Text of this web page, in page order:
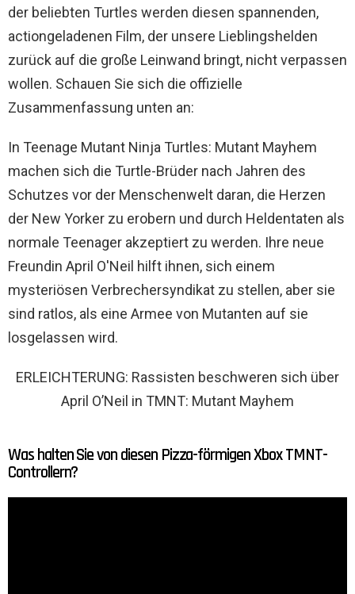
der beliebten Turtles werden diesen spannenden,
actiongeladenen Film, der unsere Lieblingshelden
zurück auf die große Leinwand bringt, nicht verpassen
wollen. Schauen Sie sich die offizielle
Zusammenfassung unten an:
In Teenage Mutant Ninja Turtles: Mutant Mayhem
machen sich die Turtle-Brüder nach Jahren des
Schutzes vor der Menschenwelt daran, die Herzen
der New Yorker zu erobern und durch Heldentaten als
normale Teenager akzeptiert zu werden. Ihre neue
Freundin April O'Neil hilft ihnen, sich einem
mysteriösen Verbrechersyndikat zu stellen, aber sie
sind ratlos, als eine Armee von Mutanten auf sie
losgelassen wird.
ERLEICHTERUNG: Rassisten beschweren sich über
April O’Neil in TMNT: Mutant Mayhem
Was halten Sie von diesen Pizza-förmigen Xbox TMNT-
Controllern?